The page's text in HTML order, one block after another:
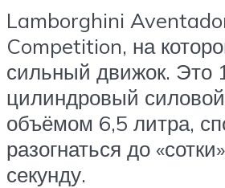
Lamborghini
Competition, на
сильный движок. Это
цилиндровый силовой
объёмом 6,5 литра,
разогнаться до
секунду.